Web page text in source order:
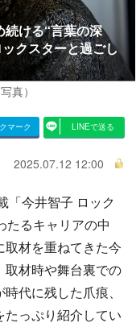
ける“言葉の深
クスターと過ごし
真）
マーク LINEで送る
2025.07.12 12:00
「今井智子 ロック
たるキャリアの中
材を重ねてきた今
材時や舞台裏での
代に残した爪痕、
っぷり紹介してい